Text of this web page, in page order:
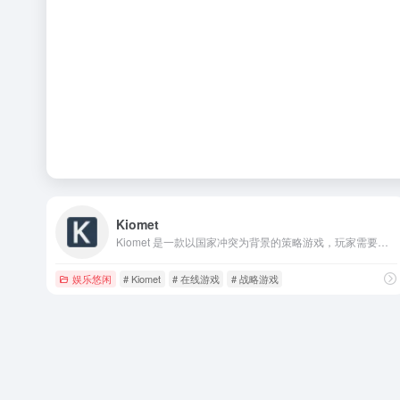
Kiomet
娱乐悠闲 # Kiomet # 在线游戏 # 战略游戏